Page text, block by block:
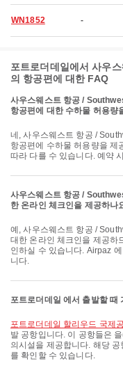
WN1852 -
포트로더데일에서 사우
의 항공편에 대한 FAQ
사우스웨스트 항공 /
항공편에 대한 수하물 허용량
네, 사우스웨스트 항공 / Southwest Airlines는 포트로더데일 출발 국내 & 국제
항공편에 수하물 허용량을 제
따라 다를 수 있습니다. 예약
사우스웨스트 항공 /
한 온라인 체크인을 제공하나
예, 사우스웨스트 항공 / Southwest Airlines은(는) 포트로더데일발 항공편에
대한 온라인 체크인을 제공하
인하실 수 있습니다. Airpaz
니다.
포트로더데일 에서 출발할 때
포트로더데일 할리우드 국제
발 공항입니다. 이 공항들은
의시설을 제공합니다. 해당
를 확인할 수 있습니다.